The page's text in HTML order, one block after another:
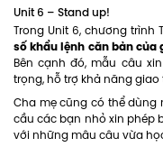
Unit 6 – Stand up!
Trong Unit 6, chương trình
số khẩu lệnh căn bản của
Bên cạnh đó, mẫu câu
trọng, hỗ trợ khả năng
Cha mẹ cũng có thể dùng
cầu các bạn nhỏ xin phép
với những mâu câu vừa